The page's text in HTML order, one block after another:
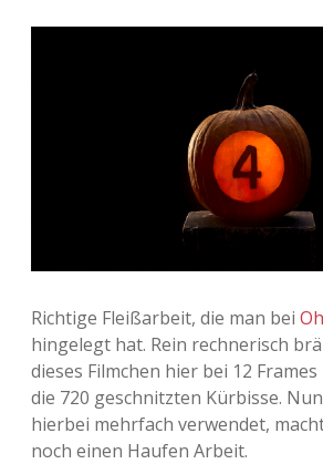
Richtige Fleißarbeit, die man bei
hingelegt hat. Rein rechnerisch
dieses Filmchen hier bei 12
die 720 geschnitzten Kürbisse.
hierbei mehrfach verwendet,
noch einen Haufen Arbeit.